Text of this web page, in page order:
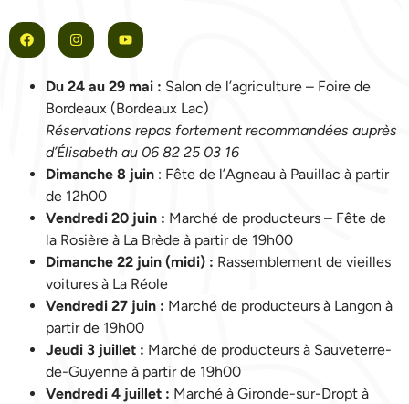
Du 24 au 29 mai : Salon de l’agriculture – Foire de
Bordeaux (Bordeaux Lac)
Réservations repas fortement recommandées auprès
d’Élisabeth au 06 82 25 03 16
Dimanche 8 juin : Fête de l’Agneau à Pauillac à partir
de 12h00
Vendredi 20 juin : Marché de producteurs – Fête de
la Rosière à La Brède à partir de 19h00
Dimanche 22 juin (midi) : Rassemblement de vieilles
voitures à La Réole
Vendredi 27 juin : Marché de producteurs à Langon à
partir de 19h00
Jeudi 3 juillet : Marché de producteurs à Sauveterre-
de-Guyenne à partir de 19h00
Vendredi 4 juillet : Marché à Gironde-sur-Dropt à